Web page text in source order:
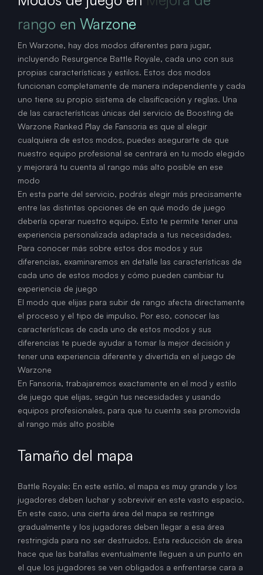
rango en Warzone
En Warzone, hay dos modos diferentes para jugar,
incluyendo Resurgence Battle Royale, cada uno con sus
propias características y estilos. Estos dos modos
funcionan completamente de manera independiente y cada
uno tiene su propio sistema de clasificación y reglas. Una
de las características únicas del servicio de Boosting de
Warzone Ranked Play de Fansoria es que al elegir
cualquiera de estos modos, puedes asegurarte de que
nuestro equipo profesional se centrará en tu modo elegido
y mejorará tu cuenta al rango más alto posible en ese
modo
En esta parte del servicio, podrás elegir más precisamente
entre las distintas opciones de en qué modo de juego
debería operar nuestro equipo. Esto te permite tener una
experiencia personalizada adaptada a tus necesidades.
Para conocer más sobre estos dos modos y sus
diferencias, examinaremos en detalle las características de
cada uno de estos modos y cómo pueden cambiar tu
experiencia de juego
El modo que elijas para subir de rango afecta directamente
el proceso y el tipo de impulso. Por eso, conocer las
características de cada uno de estos modos y sus
diferencias te puede ayudar a tomar la mejor decisión y
tener una experiencia diferente y divertida en el juego de
Warzone
En Fansoria, trabajaremos exactamente en el mod y estilo
de juego que elijas, según tus necesidades y usando
equipos profesionales, para que tu cuenta sea promovida
al rango más alto posible
Tamaño del mapa
Battle Royale: En este estilo, el mapa es muy grande y los
jugadores deben luchar y sobrevivir en este vasto espacio.
En este caso, una cierta área del mapa se restringe
gradualmente y los jugadores deben llegar a esa área
restringida para no ser destruidos. Esta reducción de área
hace que las batallas eventualmente lleguen a un punto en
el que los jugadores se ven obligados a enfrentarse cara a